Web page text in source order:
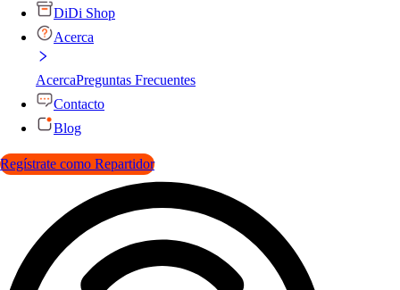
DiDi Shop
Acerca
AcercaPreguntas Frecuentes
Contacto
Blog
Regístrate como Repartidor